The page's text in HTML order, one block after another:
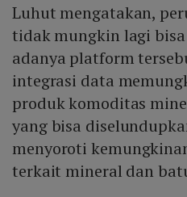
Luhut mengatakan,
tidak mungkin lagi
adanya platform
integrasi data
produk komoditas
yang bisa
menyoroti
terkait mineral dan